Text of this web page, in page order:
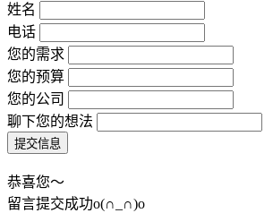
姓名
电话
您的需求
您的预算
您的公司
聊下您的想法
恭喜您～
留言提交成功o(∩_∩)o